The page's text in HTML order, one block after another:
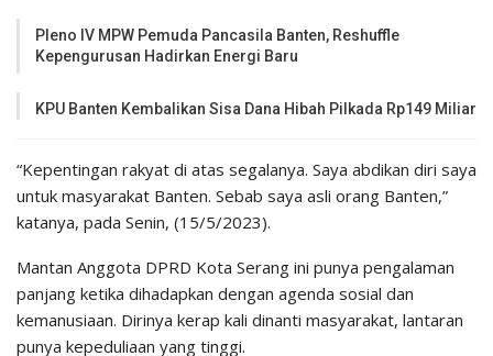
Pleno IV MPW Pemuda Pancasila Banten, Reshuffle
Kepengurusan Hadirkan Energi Baru
KPU Banten Kembalikan Sisa Dana Hibah Pilkada Rp149 Miliar
“Kepentingan rakyat di atas segalanya. Saya abdikan diri saya
untuk masyarakat Banten. Sebab saya asli orang Banten,”
katanya, pada Senin, (15/5/2023).
Mantan Anggota DPRD Kota Serang ini punya pengalaman
panjang ketika dihadapkan dengan agenda sosial dan
kemanusiaan. Dirinya kerap kali dinanti masyarakat, lantaran
punya kepeduliaan yang tinggi.